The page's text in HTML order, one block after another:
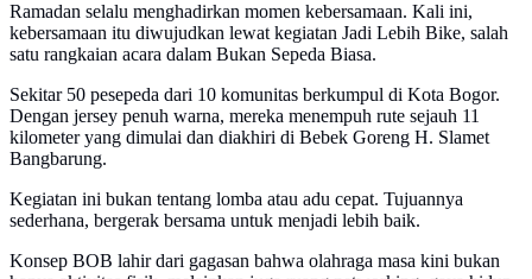
Ramadan selalu menghadirkan momen kebersamaan. Kali ini,
kebersamaan itu diwujudkan lewat kegiatan Jadi Lebih Bike, salah
satu rangkaian acara dalam Bukan Sepeda Biasa.
Sekitar 50 pesepeda dari 10 komunitas berkumpul di Kota Bogor.
Dengan jersey penuh warna, mereka menempuh rute sejauh 11
kilometer yang dimulai dan diakhiri di Bebek Goreng H. Slamet
Bangbarung.
Kegiatan ini bukan tentang lomba atau adu cepat. Tujuannya
sederhana, bergerak bersama untuk menjadi lebih baik.
Konsep BOB lahir dari gagasan bahwa olahraga masa kini bukan